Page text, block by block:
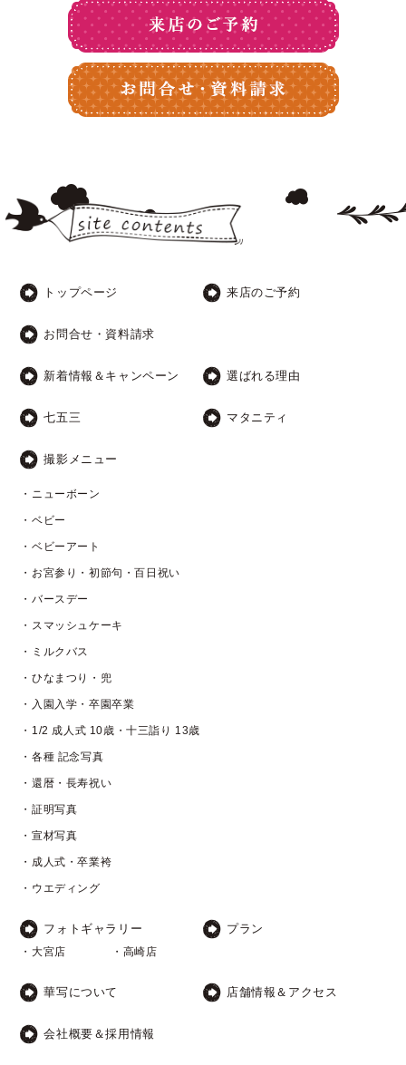
トップページ 来店のご予約
お問合せ・資料請求
新着情報＆キャンペーン 選ばれる理由
七五三 マタニティ
撮影メニュー
・ニューボーン
・ベビー
・ベビーアート
・お宮参り・初節句・百日祝い
・バースデー
・スマッシュケーキ
・ミルクバス
・ひなまつり・兜
・入園入学・卒園卒業
・1/2 成人式 10歳・十三詣り 13歳
・各種 記念写真
・還暦・長寿祝い
・証明写真
・宣材写真
・成人式・卒業袴
・ウエディング
フォトギャラリー
・大宮店 ・高崎店
プラン
華写について 店舗情報＆アクセス
会社概要＆採用情報